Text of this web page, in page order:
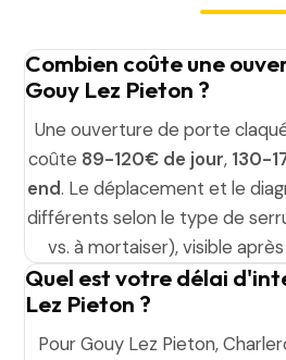
Combien coûte une
Gouy Lez Pieton ?
Une ouverture de porte
coûte 89-120€ de jour, 130-
end. Le déplacement et le
différents selon le type de
vs. à mortaiser), visible
Quel est votre délai
Lez Pieton ?
Pour Gouy Lez Pieton,